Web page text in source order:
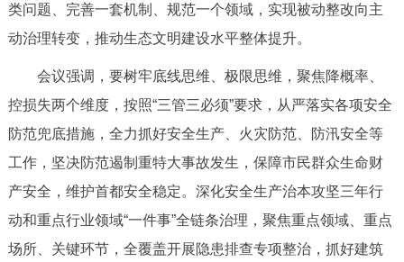
政民互动
12345网上接诉即办 我要咨询 我要建议
参与调查 在线访谈 图说互动
北京概况 十六区概览 人文北京
类问题、完善一套机制、规范一个领域，实现被动整改向主
动治理转变，推动生态文明建设水平整体提升。
会议强调，要树牢底线思维、极限思维，聚焦降概率、
控损失两个维度，按照“三管三必须”要求，从严落实各项安全
防范兜底措施，全力抓好安全生产、火灾防范、防汛安全等
工作，坚决防范遏制重特大事故发生，保障市民群众生命财
产安全，维护首都安全稳定。深化安全生产治本攻坚三年行
动和重点行业领域“一件事”全链条治理，聚焦重点领域、重点
场所、关键环节，全覆盖开展隐患排查专项整治，抓好建筑